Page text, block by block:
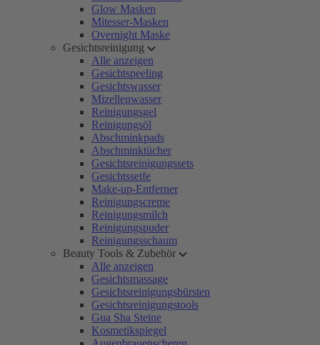
Glow Masken
Mitesser-Masken
Overnight Maske
Gesichtsreinigung
Alle anzeigen
Gesichtspeeling
Gesichtswasser
Mizellenwasser
Reinigungsgel
Reinigungsöl
Abschminkpads
Abschminktücher
Gesichtsreinigungssets
Gesichtsseife
Make-up-Entferner
Reinigungscreme
Reinigungsmilch
Reinigungspuder
Reinigungsschaum
Beauty Tools & Zubehör
Alle anzeigen
Gesichtsmassage
Gesichtsreinigungsbürsten
Gesichtsreinigungstools
Gua Sha Steine
Kosmetikspiegel